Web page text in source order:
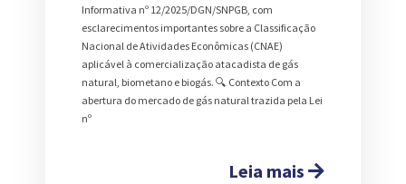
Informativa nº 12/2025/DGN/SNPGB, com
esclarecimentos importantes sobre a Classificação
Nacional de Atividades Econômicas (CNAE)
aplicável à comercialização atacadista de gás
natural, biometano e biogás. 🔍 Contexto Com a
abertura do mercado de gás natural trazida pela Lei
nº
Leia mais